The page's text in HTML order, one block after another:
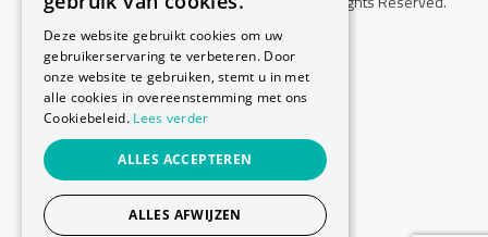
Copyright © 2026 Huis Voor Gezondheid. All Rights Reserved.
Annuleringsvoorwaarden
-
-
Privacy Policy
-
Cookie Policy
Website laten maken
Deze website gebruikt cookies om uw
gebruikerservaring te verbeteren. Door
onze website te gebruiken, stemt u in met
alle cookies in overeenstemming met ons
Cookiebeleid. Lees verder
ALLES ACCEPTEREN
ALLES AFWIJZEN